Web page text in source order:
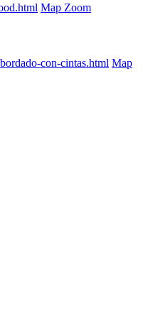
Map Zoom
con-cintas.html Map